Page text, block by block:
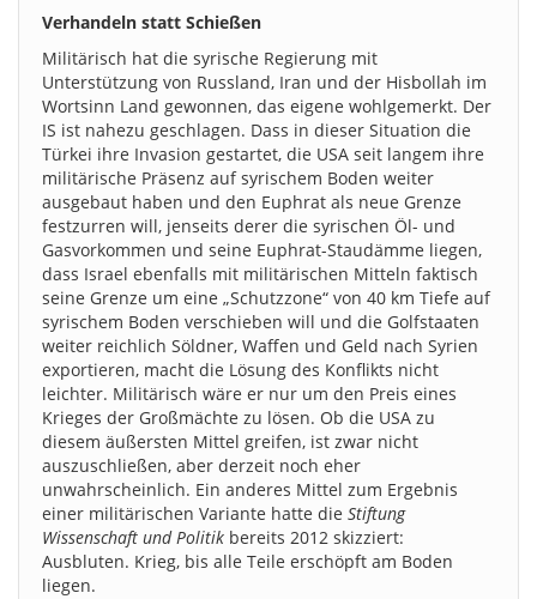
Verhandeln statt Schießen
Militärisch hat die syrische Regierung mit
Unterstützung von Russland, Iran und der Hisbollah im
Wortsinn Land gewonnen, das eigene wohlgemerkt. Der
IS ist nahezu geschlagen. Dass in dieser Situation die
Türkei ihre Invasion gestartet, die USA seit langem ihre
militärische Präsenz auf syrischem Boden weiter
ausgebaut haben und den Euphrat als neue Grenze
festzurren will, jenseits derer die syrischen Öl- und
Gasvorkommen und seine Euphrat-Staudämme liegen,
dass Israel ebenfalls mit militärischen Mitteln faktisch
seine Grenze um eine „Schutzzone“ von 40 km Tiefe auf
syrischem Boden verschieben will und die Golfstaaten
weiter reichlich Söldner, Waffen und Geld nach Syrien
exportieren, macht die Lösung des Konflikts nicht
leichter. Militärisch wäre er nur um den Preis eines
Krieges der Großmächte zu lösen. Ob die USA zu
diesem äußersten Mittel greifen, ist zwar nicht
auszuschließen, aber derzeit noch eher
unwahrscheinlich. Ein anderes Mittel zum Ergebnis
einer militärischen Variante hatte die Stiftung
Wissenschaft und Politik bereits 2012 skizziert:
Ausbluten. Krieg, bis alle Teile erschöpft am Boden
liegen.